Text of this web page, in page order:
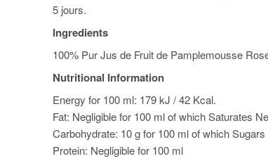
5 jours.
Ingredients
100% Pur Jus de Fruit de Pamplemousse
Nutritional Information
Energy for 100 ml: 179 kJ / 42 Kcal.
Fat: Negligible for 100 ml of which Saturates
Carbohydrate: 10 g for 100 ml of which Sugars
Protein: Negligible for 100 ml